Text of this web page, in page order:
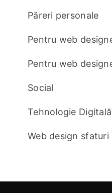
Păreri personale
Pentru web
Pentru web
Social
Tehnologie Digitală
Web design sfaturi